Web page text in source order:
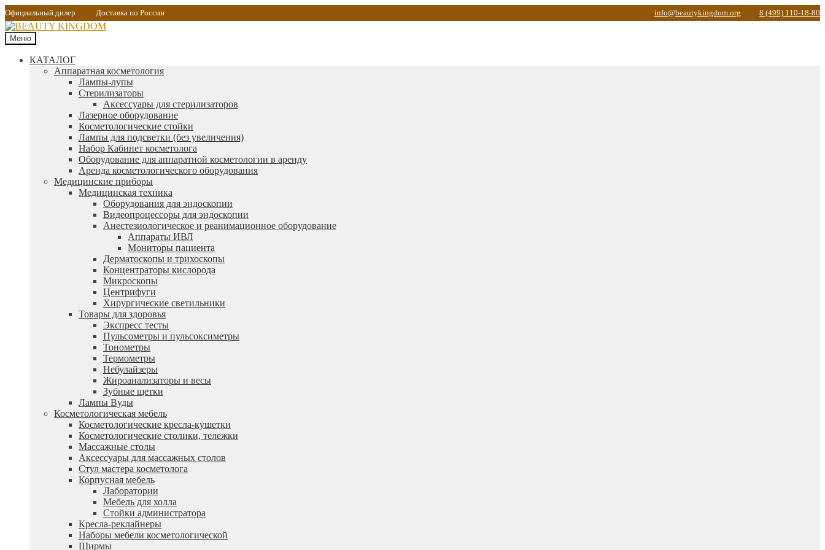
Официальный дилер Доставка по России info@beautykingdom.org 8 (499) 110-18-80
Меню
КАТАЛОГ
Аппаратная косметология
Лампы-лупы
Стерилизаторы
Аксессуары для стерилизаторов
Лазерное оборудование
Косметологические стойки
Лампы для подсветки (без увеличения)
Набор Кабинет косметолога
Оборудование для аппаратной косметологии в аренду
Аренда косметологического оборудования
Медицинские приборы
Медицинская техника
Оборудования для эндоскопии
Видеопроцессоры для эндоскопии
Анестезиологическое и реанимационное оборудование
Аппараты ИВЛ
Мониторы пациента
Дерматоскопы и трихоскопы
Концентраторы кислорода
Микроскопы
Центрифуги
Xирургические светильники
Товары для здоровья
Экспресс тесты
Пульсометры и пульсоксиметры
Тонометры
Термометры
Небулайзеры
Жироанализаторы и весы
Зубные щетки
Лампы Вуды
Косметологическая мебель
Косметологические кресла-кушетки
Косметологические столики, тележки
Массажные столы
Аксессуары для массажных столов
Стул мастера косметолога
Корпусная мебель
Лаборатории
Мебель для холла
Стойки администратора
Кресла-реклайнеры
Наборы мебели косметологической
Ширмы